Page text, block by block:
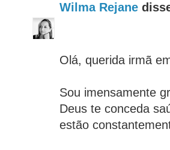
Wilma Rejane
Olá, querida irmã
Sou imensamente
Deus te conceda
estão